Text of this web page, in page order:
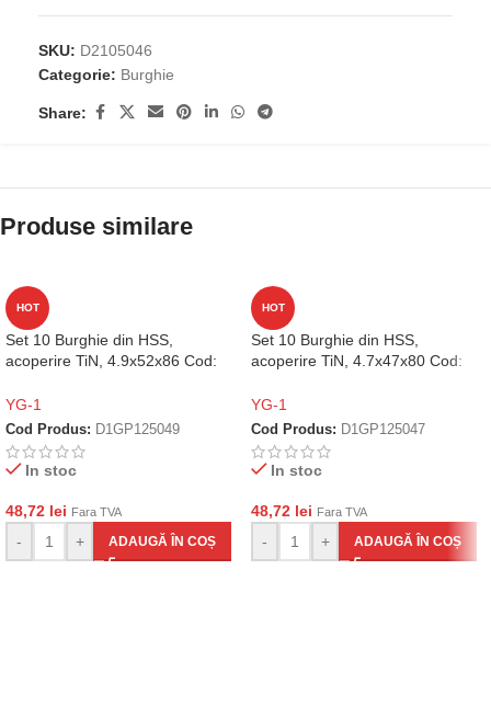
SKU: D2105046
Categorie: Burghie
Share:
Produse similare
HOT
Set 10 Burghie din HSS,
acoperire TiN, 4.9x52x86 Cod:
YG-1
Cod Produs: D1GP125049
In stoc
48,72 lei Fara TVA
- + ADAUGĂ ÎN COȘ
HOT
Set 10 Burghie din HSS,
acoperire TiN, 4.7x47x80 Cod:
YG-1
Cod Produs: D1GP125047
In stoc
48,72 lei Fara TVA
- + ADAUGĂ ÎN COȘ